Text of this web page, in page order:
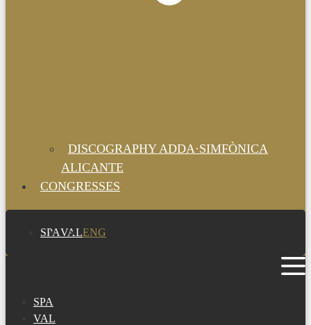
DISCOGRAPHY ADDA·SIMFÒNICA
ALICANTE
CONGRESSES
SPAVALENG
SPA
VAL